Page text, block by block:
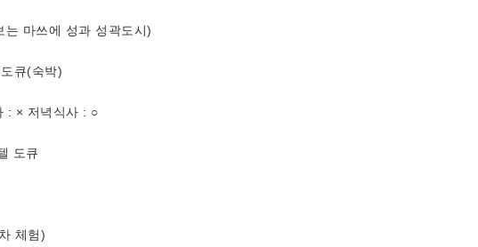
는 마쓰에 성과 성곽도시)
큐(숙박)
: × 저녁식사 : ○
도큐
체험)